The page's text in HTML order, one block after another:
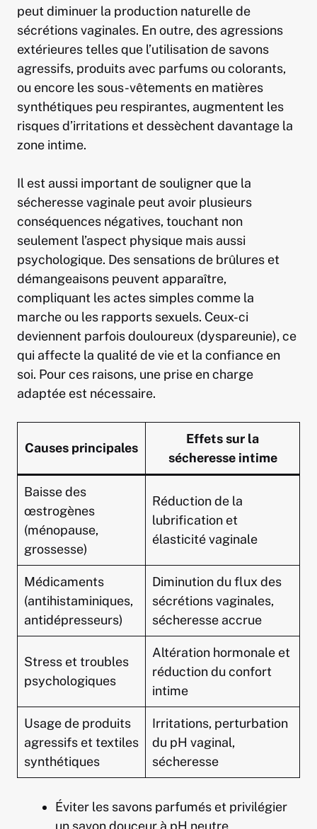
peut diminuer la production naturelle de
sécrétions vaginales. En outre, des agressions
extérieures telles que l’utilisation de savons
agressifs, produits avec parfums ou colorants,
ou encore les sous-vêtements en matières
synthétiques peu respirantes, augmentent les
risques d’irritations et dessèchent davantage la
zone intime.
Il est aussi important de souligner que la
sécheresse vaginale peut avoir plusieurs
conséquences négatives, touchant non
seulement l’aspect physique mais aussi
psychologique. Des sensations de brûlures et
démangeaisons peuvent apparaître,
compliquant les actes simples comme la
marche ou les rapports sexuels. Ceux-ci
deviennent parfois douloureux (dyspareunie), ce
qui affecte la qualité de vie et la confiance en
soi. Pour ces raisons, une prise en charge
adaptée est nécessaire.
Causes principales
Effets sur la
sécheresse intime
Baisse des
œstrogènes
(ménopause,
grossesse)
Réduction de la
lubrification et
élasticité vaginale
Médicaments
(antihistaminiques,
antidépresseurs)
Diminution du flux des
sécrétions vaginales,
sécheresse accrue
Stress et troubles
psychologiques
Altération hormonale et
réduction du confort
intime
Usage de produits
agressifs et textiles
synthétiques
Irritations, perturbation
du pH vaginal,
sécheresse
Éviter les savons parfumés et privilégier
un savon douceur à pH neutre